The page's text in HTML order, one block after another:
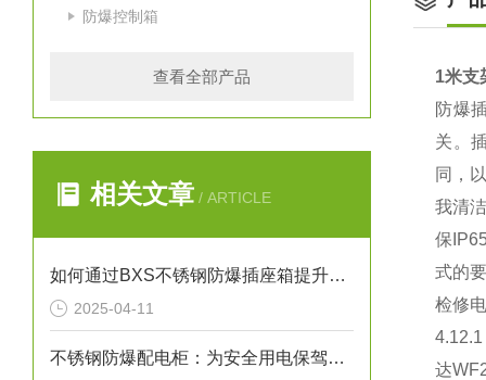
防爆控制箱
查看全部产品
相关文章 / ARTICLE
如何通过BXS不锈钢防爆插座箱提升电气安全性？
2025-04-11
不锈钢防爆配电柜：为安全用电保驾护航
1米支
防爆
关。
同，
我清
保
式的
检修
达